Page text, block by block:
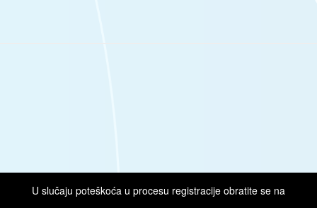
U slučaju poteškoća u procesu registracije obratite se na